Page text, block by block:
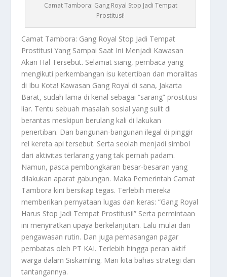
Camat Tambora: Gang Royal Stop Jadi Tempat
Prostitusi!
Camat Tambora: Gang Royal Stop Jadi Tempat
Prostitusi Yang Sampai Saat Ini Menjadi Kawasan
Akan Hal Tersebut. Selamat siang, pembaca yang
mengikuti perkembangan isu ketertiban dan moralitas
di Ibu Kota! Kawasan Gang Royal di sana, Jakarta
Barat, sudah lama di kenal sebagai “sarang” prostitusi
liar. Tentu sebuah masalah sosial yang sulit di
berantas meskipun berulang kali di lakukan
penertiban. Dan bangunan-bangunan ilegal di pinggir
rel kereta api tersebut. Serta seolah menjadi simbol
dari aktivitas terlarang yang tak pernah padam.
Namun, pasca pembongkaran besar-besaran yang
dilakukan aparat gabungan. Maka Pemerintah Camat
Tambora kini bersikap tegas. Terlebih mereka
memberikan pernyataan lugas dan keras: “Gang Royal
Harus Stop Jadi Tempat Prostitusi!” Serta permintaan
ini menyiratkan upaya berkelanjutan. Lalu mulai dari
pengawasan rutin. Dan juga pemasangan pagar
pembatas oleh PT KAI. Terlebih hingga peran aktif
warga dalam Siskamling. Mari kita bahas strategi dan
tantangannya.